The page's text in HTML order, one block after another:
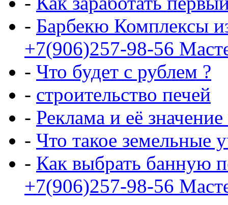
- Барбекю Комплексы
+7(906)257-98-56
- Что будет с рублем ?
- строительство печей
- Реклама и её
- Что такое земельные
- Как выбрать банную
+7(906)257-98-56